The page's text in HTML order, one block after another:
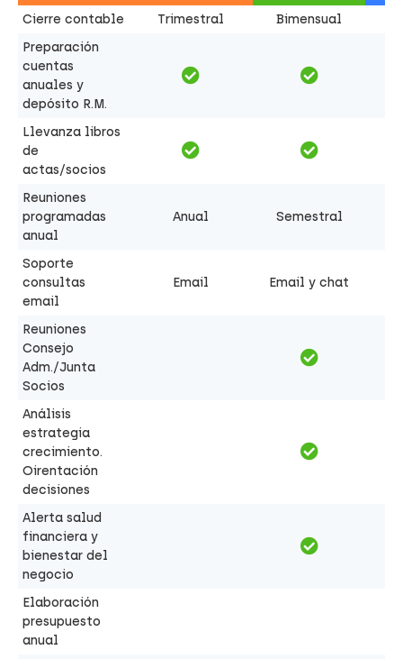
Cierre contable Trimestral
Bimensual
Preparación
cuentas
anuales y
depósito R.M.
Llevanza libros
de
actas/socios
Reuniones
programadas
anual
Anual Semestral
Soporte
consultas
email
Email Email y chat
Reuniones
Consejo
Adm./Junta
Socios
Análisis
estrategia
crecimiento.
Oirentación
decisiones
Alerta salud
financiera y
bienestar del
negocio
Elaboración
presupuesto
anual